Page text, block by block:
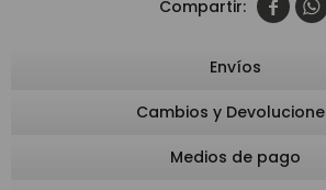
 
Envíos
Cambios y
Medios de pago